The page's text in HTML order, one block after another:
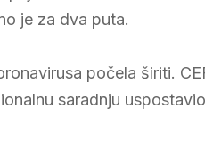
je za dva puta.
počela širiti.
saradnju